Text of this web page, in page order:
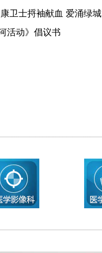
卫士捋袖献血 爱涌绿城
活动》倡议书